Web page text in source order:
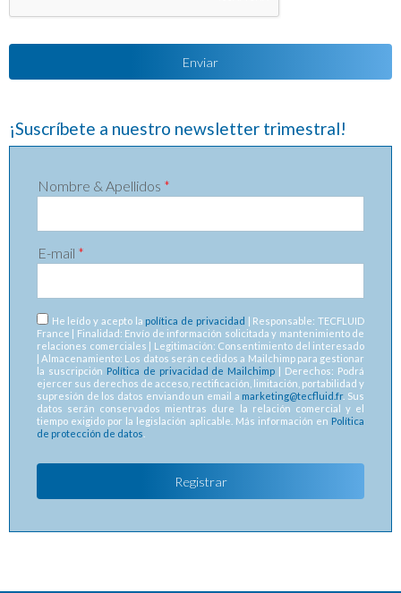
¡Suscríbete a nuestro newsletter trimestral!
Nombre & Apellidos *
E-mail *
RGPD *
He leído y acepto la política de privacidad
| Responsable: TECFLUID
France | Finalidad: Envío de información solicitada y mantenimiento de
relaciones comerciales | Legitimación: Consentimiento del interesado
| Almacenamiento: Los datos serán cedidos a Mailchimp para gestionar
la suscripción Política de privacidad de Mailchimp | Derechos: Podrá
ejercer sus derechos de acceso, rectificación, limitación, portabilidad y
supresión de los datos enviando un email a marketing@tecfluid.fr. Sus
datos serán conservados mientras dure la relación comercial y el
tiempo exigido por la legislación aplicable. Más información en Política
de protección de datos